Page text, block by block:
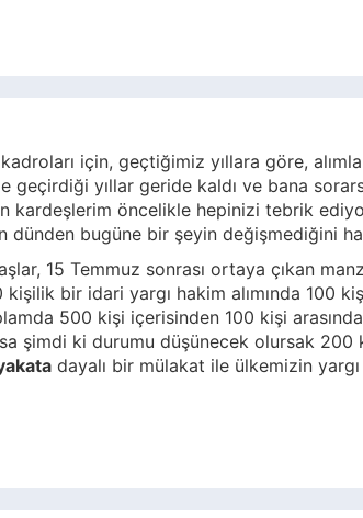
için, geçtiğimiz yıllara göre,
geçirdiği yıllar geride kaldı ve bana
kardeşlerim öncelikle hepinizi tebrik
dünden bugüne bir şeyin değişmediğini
15 Temmuz sonrası ortaya çıkan
bir idari yargı hakim alımında 100
500 kişi içerisinden 100 kişi
şimdi ki durumu düşünecek olursak
dayalı bir mülakat ile ülkemizin